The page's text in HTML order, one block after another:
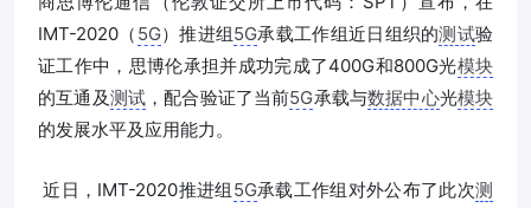
IMT-2020（ 5G）推进组5G承载工作组近日组织的测试验
证工作中，思博伦承担并成功完成了400G和800G光模块
的互通及测试 ，配合验证了当前5G承载与数据中心光模块
的发展水平及应用能力。
近日，IMT-2020推进组 5G承载工作组对外公布了此次测